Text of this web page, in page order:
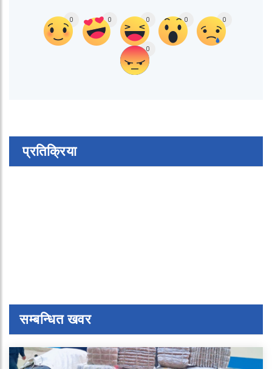
0 0 0 0 0
0
प्रतिक्रिया
सम्बन्धित खवर